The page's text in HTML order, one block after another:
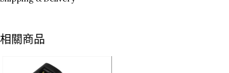
相關商品